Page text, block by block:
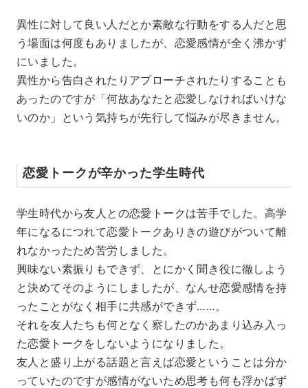
異性に対して良い人だとか素敵な行動をする人だと思
う場面は何度もありましたが、恋愛感情が全く沸かず
にいました。
異性から告白されたりアプローチされたりすることも
あったのですが「何故あなたと恋愛しなければいけな
いのか」という気持ちが先行して悩みが尽きません。
恋愛トークが辛かった学生時代
学生時代から友人との恋愛トークは苦手でした。高学
年になるにつれて恋愛トークありきの遊びがついて離
れなかったため苦労しました。
興味ない素振りもできず、とにかく聞き役に徹しよう
と決めてそのようにしましたが、なんせ恋愛感情を持
ったことがなく相手に共感ができず……。
それを友人たちも何となく察したのかあまり込み入っ
た恋愛トークをしないようになりました。
友人と盛り上がる話題と言えば恋愛ということは分か
っていたのですが感情がないため思考も何も浮かばず